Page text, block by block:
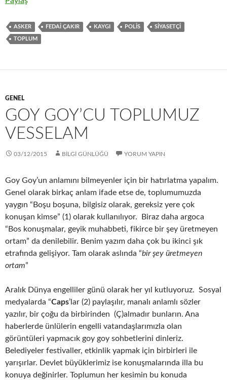
kA
e
t
b
ASKER FEDAI ÇAKIR KAYGI POLİS SIYASETÇI
TOPLUM
GENEL
GOY GOY’CU TOPLUMUZ
VESSELAM
03/12/2015 BİLGİ GÜNLÜĞÜ YORUM YAPIN
Goy Goy’un anlamını bilmeyenler için bir hatırlatma yapalım.
Genel olarak birkaç anlam ifade etse de, toplumumuzda
yaygın “Boşu boşuna, bilgisiz olarak, gereksiz yere çok
konuşan kimse” (1) olarak kullanılıyor. Biraz daha argoca
“Bos konuşmalar, geyik muhabbeti, fikirce bir şey üretmeyen
ortam” da denilebilir. Benim yazım daha çok bu ikinci şık
etrafında gelişiyor. Tam olarak aslında “bir şey üretmeyen
ortam”
Aralık Dünya engelliler günü olarak her yıl kutluyoruz. Sosyal
medyalarda “Caps’lar (2) paylaşılır, manalı anlamlı sözler
yazılır, bir çoğu da birbirinden (Ç)almadır bunların. Ana
haberlerde ünlülerin engelli vatandaşlarımızla olan
görüntüleri yapmacık goy goy sohbetlerini dinleriz.
Belediyeler festivaller, etkinlik yapmak için birbirleri ile
yarışırlar. Devlet büyüklerimiz ise konuşmalarında illa bu
konuya değinirler. Toplumun her kesimin bu konuda